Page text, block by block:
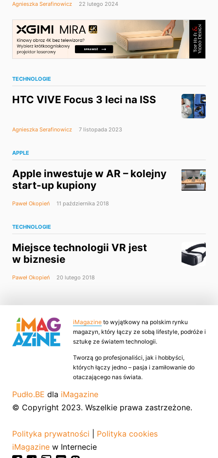
Agnieszka Serafinowicz 22 lutego 2024
TECHNOLOGIE
HTC VIVE Focus 3 leci na ISS
Agnieszka Serafinowicz 7 listopada 2023
APPLE
Apple inwestuje w AR – kolejny
start-up kupiony
Paweł Okopień 11 października 2018
TECHNOLOGIE
Miejsce technologii VR jest
w biznesie
Paweł Okopień 20 lutego 2018
iMagazine to wyjątkowy na polskim rynku
magazyn, który łączy ze sobą lifestyle, podróże i
sztukę ze światem technologii.
Tworzą go profesjonaliści, jak i hobbyści,
których łączy jedno – pasja i zamiłowanie do
otaczającego nas świata.
Pudło.BE dla iMagazine
© Copyright 2023. Wszelkie prawa zastrzeżone.
Polityka prywatności
Polityka cookies
iMagazine w Internecie